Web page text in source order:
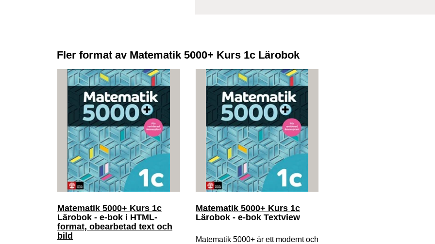
Fler format av Matematik 5000+ Kurs 1c Lärobok
Matematik 5000+ Kurs 1c
Lärobok - e-bok i HTML-
format, obearbetad text och
bild
Matematik 5000+ Kurs 1c
Lärobok - e-bok Textview
Matematik 5000+ är ett modernt och